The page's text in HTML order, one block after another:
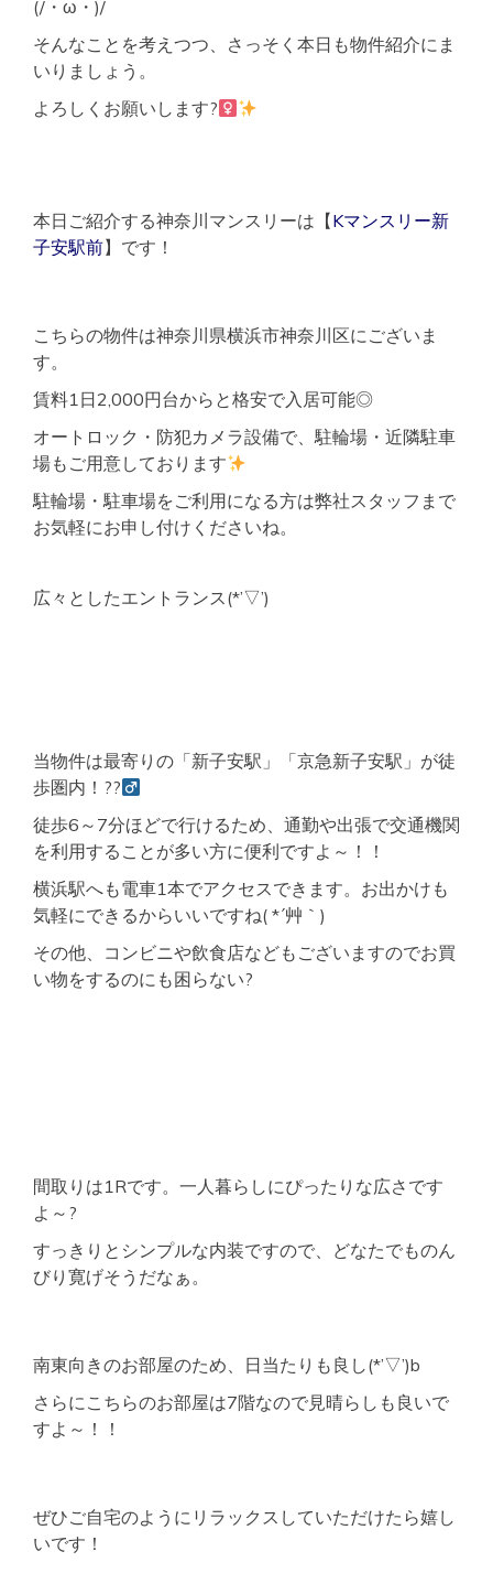
(/・ω・)/
そんなことを考えつつ、さっそく本日も物件紹介にま
いりましょう。
よろしくお願いします?‍
本日ご紹介する神奈川マンスリーは【Kマンスリー新
子安駅前】です！
こちらの物件は神奈川県横浜市神奈川区にございま
す。
賃料1日2,000円台からと格安で入居可能◎
オートロック・防犯カメラ設備で、駐輪場・近隣駐車
場もご用意しております
駐輪場・駐車場をご利用になる方は弊社スタッフまで
お気軽にお申し付けくださいね。
広々としたエントランス(*’▽’)
当物件は最寄りの「新子安駅」「京急新子安駅」が徒
歩圏内！??‍
徒歩6～7分ほどで行けるため、通勤や出張で交通機関
を利用することが多い方に便利ですよ～！！
横浜駅へも電車1本でアクセスできます。お出かけも
気軽にできるからいいですね( *´艸｀)
その他、コンビニや飲食店などもございますのでお買
い物をするのにも困らない?
間取りは1Rです。一人暮らしにぴったりな広さです
よ～?
すっきりとシンプルな内装ですので、どなたでものん
びり寛げそうだなぁ。
南東向きのお部屋のため、日当たりも良し(*’▽’)b
さらにこちらのお部屋は7階なので見晴らしも良いで
すよ～！！
ぜひご自宅のようにリラックスしていただけたら嬉し
いです！